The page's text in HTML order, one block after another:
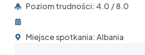
Poziom trudności: 4.0 / 8.0
Miejsce spotkania: Albania